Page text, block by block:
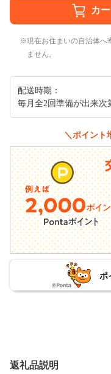
現在お住まいの自治体へ
ません。
配送時期：
毎月全2回準備が出来次
＼ポイント
ポ
返礼品説明